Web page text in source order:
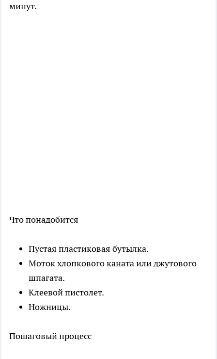
минут.
Что понадобится
Пустая пластиковая бутылка.
Моток хлопкового каната или джутового
шпагата.
Клеевой пистолет.
Ножницы.
Пошаговый процесс